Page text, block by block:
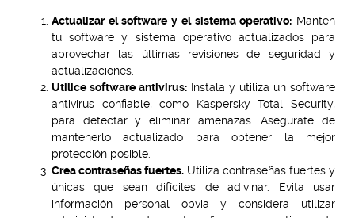
Actualizar el software y el sistema operativo: Mantén
tu software y sistema operativo actualizados para
aprovechar las últimas revisiones de seguridad y
actualizaciones.
Utilice software antivirus: Instala y utiliza un software
antivirus confiable, como Kaspersky Total Security,
para detectar y eliminar amenazas. Asegúrate de
mantenerlo actualizado para obtener la mejor
protección posible.
Crea contraseñas fuertes. Utiliza contraseñas fuertes y
únicas que sean difíciles de adivinar. Evita usar
información personal obvia y considera utilizar